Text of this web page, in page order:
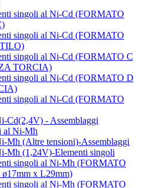
singoli al Ni-Cd (FORMATO
singoli al Ni-Cd (FORMATO
singoli al Ni-Cd (FORMATO C
TORCIA)
singoli al Ni-Cd (FORMATO D
singoli al Ni-Cd (FORMATO
Cd(2,4V) - Assemblaggi
al Ni-Mh
Mh (Altre tensioni)-Assemblaggi
Mh (1,24V)-Elementi singoli
singoli al Ni-Mh (FORMATO
ø17mm x L29mm)
singoli al Ni-Mh (FORMATO